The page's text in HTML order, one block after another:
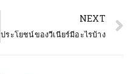
NEXT
ประโยชน์ของวีเนียร์มีอะไรบ้าง